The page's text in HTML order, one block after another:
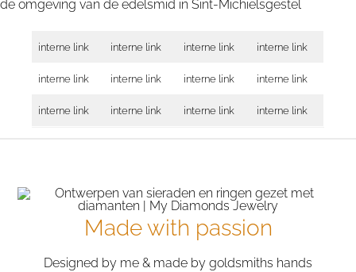
de omgeving van de edelsmid in Sint-Michielsgestel
interne link interne link interne link interne link
interne link interne link interne link interne link
interne link interne link interne link interne link
Made with passion
Designed by me & made by goldsmiths hands